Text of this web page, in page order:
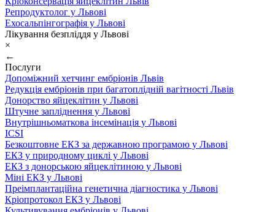
Репродуктолог у Львові
Ехосальпінгографія у Львові
Лікування безпліддя у Львові
×
←
Послуги
Допоміжний хетчинг ембріонів Львів
Редукція ембріонів при багатоплідній вагітності Львів
Донорство яйцеклітин у Львові
Штучне запліднення у Львові
Внутрішньоматкова інсемінація у Львові
ICSI
Безкоштовне ЕКЗ за державною програмою у Львові
ЕКЗ у природному циклі у Львові
ЕКЗ з донорською яйцеклітиною у Львові
Міні ЕКЗ у Львові
Преімплантаційна генетична діагностика у Львові
Кріопротокол ЕКЗ у Львові